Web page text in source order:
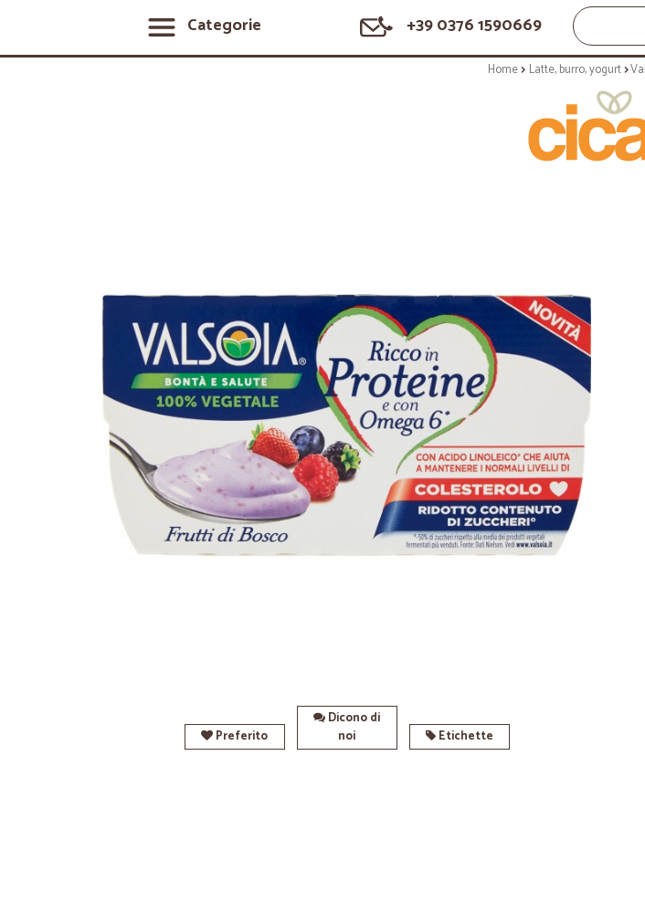
Categorie +39 0376 1590669
Home Latte, burro, yogurt
Preferito
Dicono di
noi
Etichette